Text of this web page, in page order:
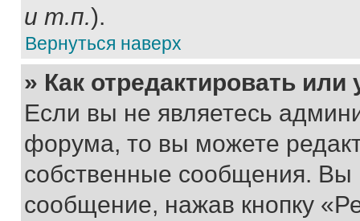
и т.п.).
Вернуться наверх
» Как отредактировать
Если вы не являетесь
форума, то вы можете
собственные сообщения. Вы
сообщение, нажав кнопку